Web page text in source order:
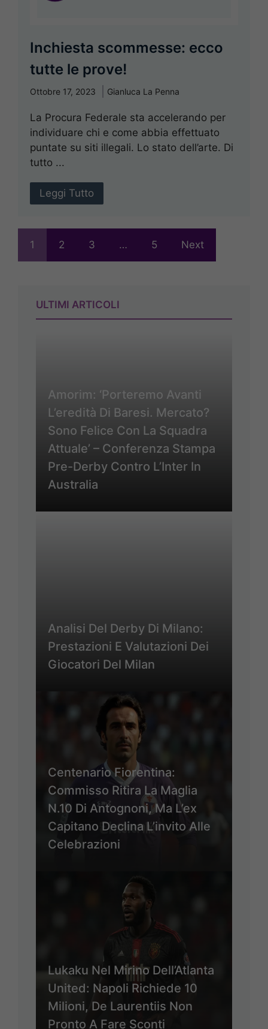
Inchiesta scommesse: ecco
tutte le prove!
Ottobre 17, 2023 Gianluca La Penna
La Procura Federale sta accelerando per
individuare chi e come abbia effettuato
puntate su siti illegali. Lo stato dell’arte. Di
tutto ...
Leggi Tutto
1 2 3 … 5 Next
ULTIMI ARTICOLI
Amorim: ‘Porteremo Avanti
L’eredità Di Baresi. Mercato?
Sono Felice Con La Squadra
Attuale’ – Conferenza Stampa
Pre-Derby Contro L’Inter In
Australia
Analisi Del Derby Di Milano:
Prestazioni E Valutazioni Dei
Giocatori Del Milan
Centenario Fiorentina:
Commisso Ritira La Maglia
N.10 Di Antognoni, Ma L’ex
Capitano Declina L’invito Alle
Celebrazioni
Lukaku Nel Mirino Dell’Atlanta
United: Napoli Richiede 10
Milioni, De Laurentiis Non
Pronto A Fare Sconti